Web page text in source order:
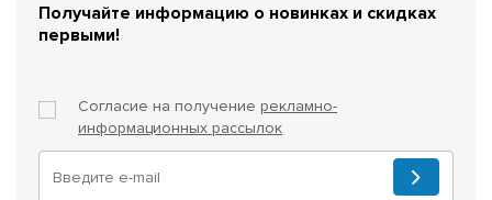
Получайте информацию о новинках и скидках
первыми!
Согласие на получение рекламно-
информационных рассылок